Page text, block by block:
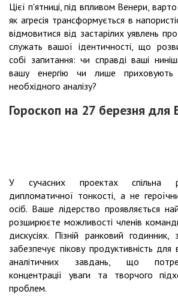
Цієї п'ятниці, під впливом Венери,
як агресія трансформується в
відмовитися від застарілих уявлень
служать вашої ідентичності, що
собі запитання: чи справді ваші
вашу енергію чи лише приховують
необхідного аналізу?
Гороскоп на 27 березня для
У сучасних проектах спільна
дипломатичної тонкості, а не
осіб. Ваше лідерство проявляється
розширюєте можливості членів
дискусіях. Пізній ранковий
забезпечує пікову продуктивність для
аналітичних завдань, що
концентрації уваги та творчого
проблем.